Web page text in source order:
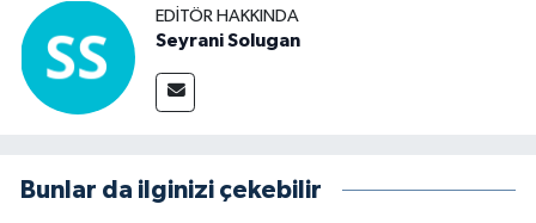
EDITÖR HAKKINDA
Seyrani Solugan
Bunlar da ilginizi çekebilir